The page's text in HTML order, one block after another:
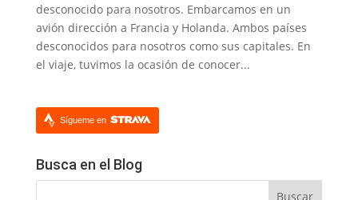
desconocido para nosotros. Embarcamos en un
avión dirección a Francia y Holanda. Ambos países
desconocidos para nosotros como sus capitales. En
el viaje, tuvimos la ocasión de conocer...
Sígueme en
Busca en el Blog